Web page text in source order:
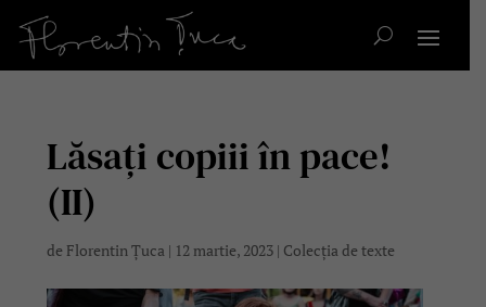
Lăsați copiii în pace!
(II)
de Florentin Țuca | 12 martie, 2023 | Colecția de texte